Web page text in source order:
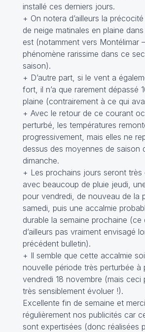
installé ces derniers jours.
+ On notera d’ailleurs la
de neige matinales en plaine
est (notamment vers Montélimar
phénomène rarissime dans ce
saison).
+ D’autre part, si le vent a
fort, il n’a que rarement dépassé
plaine (contrairement à ce qui
+ Avec le retour de ce courant
perturbé, les températures
progressivement, mais elles ne
dessus des moyennes de saison
dimanche.
+ Les prochains jours seront très
avec beaucoup de pluie jeudi,
pour vendredi, de nouveau de la
samedi, puis une accalmie
durable la semaine prochaine (ce
d’ailleurs pas vraiment envisagé
précédent bulletin).
+ Il semble que cette accalmie
nouvelle période très perturbée à
vendredi 18 novembre (mais ceci
très sensiblement évoluer !).
Excellente fin de semaine et
régulièrement nos publicités car
sont expertisées (donc réalisées